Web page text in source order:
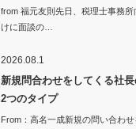
from 福元友則先日、税理士事務所
けに面談の…
2026.08.1
新規問合わせをしてくる社長
2つのタイプ
From：高名一成新規の問い合わせ